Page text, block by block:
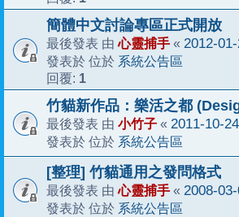
簡體中文討論專區正式開放
最後發表 由心靈捕手 « 2012-
發表於 位於 系統公告區
回覆: 1
竹貓新作品：樂活之都
最後發表 由 小竹子 « 2011-10-
發表於 位於 系統公告區
[整理] 竹貓通用之發問格式
最後發表 由心靈捕手 « 2008-
發表於 位於 系統公告區